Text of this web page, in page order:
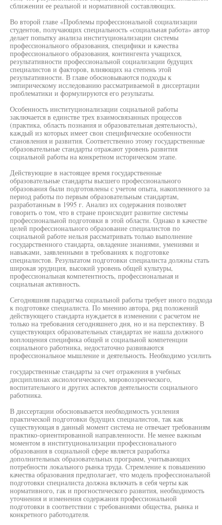
сближении ее реальной и нормативной составляющих.
Во второй главе «Проблемы профессиональной социализации
студентов, получающих специальность «социальная работа» автор
делает попытку анализа институционализации системы
профессионального образования, специфики и качества
профессионального образования, контингента учащихся,
результативности профессиональной социализации будущих
специалистов и факторов, влияющих на степень этой
результативности. В главе обосновываются подходы к
эмпирическому исследованию рассматриваемой в диссертации
проблематики и формулируются его результаты.
Особенность институционализации социальной работы
заключается в единстве трех взаимосвязанных процессов
(практика, область познания и образовательная деятельность),
каждый из которых имеет свои специфические особенности
становления и развития. Соответственно этому государственные
образовательные стандарты отражают уровень развития
социальной работы на конкретном историческом этапе.
Действующие в настоящее время государственные
образовательные стандарты высшего профессионального
образования были подготовлены с учетом опыта, накопленного за
период работы по первым образовательным стандартам,
разработанным в 1995 г. Анализ их содержания позволяет
говорить о том, что в стране происходит развитие системы
профессиональной подготовки в этой области. Однако в качестве
целей профессионального образование специалистов по
социальной работе нельзя рассматривать только выполнение
государственного стандарта, овладение знаниями, умениями и
навыками, заявленными в требованиях к подготовке
специалистов. Результатом подготовки специалиста должны стать
широкая эрудиция, высокий уровень общей культуры,
профессиональная компетентность, профессиональная и
социальная активность.
Сегодняшняя парадигма социальной работы требует иного подхода
к подготовке специалиста. По мнению автора, ряд положений
действующего стандарта нуждается в изменении с расчетом не
только на требования сегодняшнего дня, но и на перспективу. В
существующих образовательных стандартах не нашла должного
воплощения специфика общей и социальной компетенции
социального работника, недостаточно развиваются
профессиональное мышление и деятельность. Необходимо усилить
государственные стандарты за счет отражения в учебных
дисциплинах аксиологического, мировоззренческого,
воспитательного и других аспектов деятельности социального
работника.
В диссертации обосновывается необходимость усиления
практической подготовки будущих специалистов, так как
существующая в данный момент система не отвечает требованиям
практико-ориентированной направленности. Не менее важным
моментом в институционализации профессионального
образования в социальной сфере является разработка
дополнительных образовательных программ, учитывающих
потребности локального рынка труда. Стремление к повышению
качества образования предполагает, что модель профессиональной
подготовки специалиста должна включать в себя черты как
нормативного, гак и прогностического развития, необходимость
уточнения и изменения содержания профессиональной
подготовки в соответствии с требованиями общества, рынка и
конкретного работодателя.